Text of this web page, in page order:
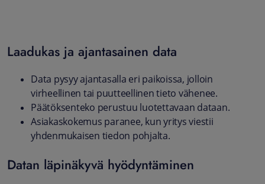
Laadukas ja ajantasainen data
Data pysyy ajantasalla eri paikoissa, jolloin
virheellinen tai puutteellinen tieto vähenee.
Päätöksenteko perustuu luotettavaan dataan.
Asiakaskokemus paranee, kun yritys viestii
yhdenmukaisen tiedon pohjalta.
Datan läpinäkyvä hyödyntäminen